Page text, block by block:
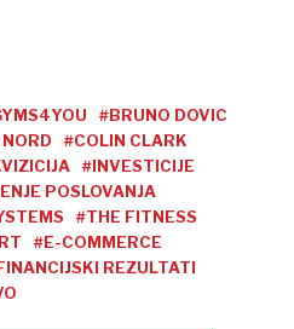
#BRUNO DOVIC
#COLIN CLARK
#INVESTICIJE
POSLOVANJA
#THE FITNESS
#E-COMMERCE
REZULTATI